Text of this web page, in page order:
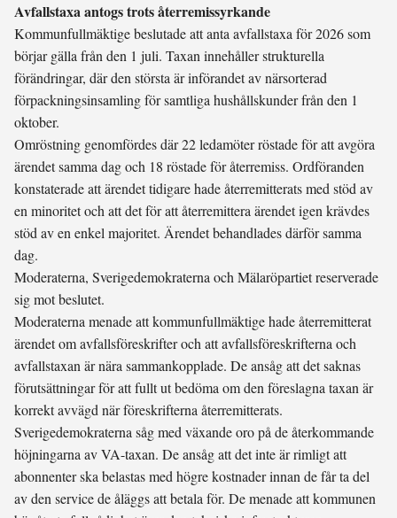
Avfallstaxa antogs trots återremissyrkande
Kommunfullmäktige beslutade att anta avfallstaxa för 2026 som
börjar gälla från den 1 juli. Taxan innehåller strukturella
förändringar, där den största är införandet av närsorterad
förpackningsinsamling för samtliga hushållskunder från den 1
oktober.
Omröstning genomfördes där 22 ledamöter röstade för att avgöra
ärendet samma dag och 18 röstade för återremiss. Ordföranden
konstaterade att ärendet tidigare hade återremitterats med stöd av
en minoritet och att det för att återremittera ärendet igen krävdes
stöd av en enkel majoritet. Ärendet behandlades därför samma
dag.
Moderaterna, Sverigedemokraterna och Mälaröpartiet reserverade
sig mot beslutet.
Moderaterna menade att kommunfullmäktige hade återremitterat
ärendet om avfallsföreskrifter och att avfallsföreskrifterna och
avfallstaxan är nära sammankopplade. De ansåg att det saknas
förutsättningar för att fullt ut bedöma om den föreslagna taxan är
korrekt avvägd när föreskrifterna återremitterats.
Sverigedemokraterna såg med växande oro på de återkommande
höjningarna av VA-taxan. De ansåg att det inte är rimligt att
abonnenter ska belastas med högre kostnader innan de får ta del
av den service de åläggs att betala för. De menade att kommunen